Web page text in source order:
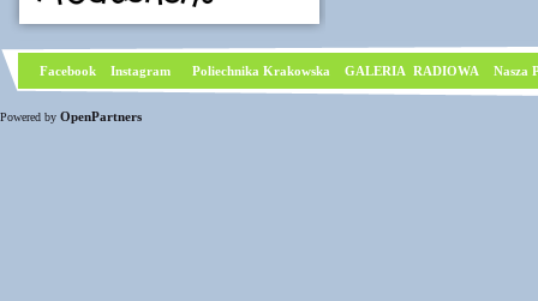
Facebook Instagram Poliechnika Krakowska GALERIA RADIOWA Nasza
Powered by OpenPartners